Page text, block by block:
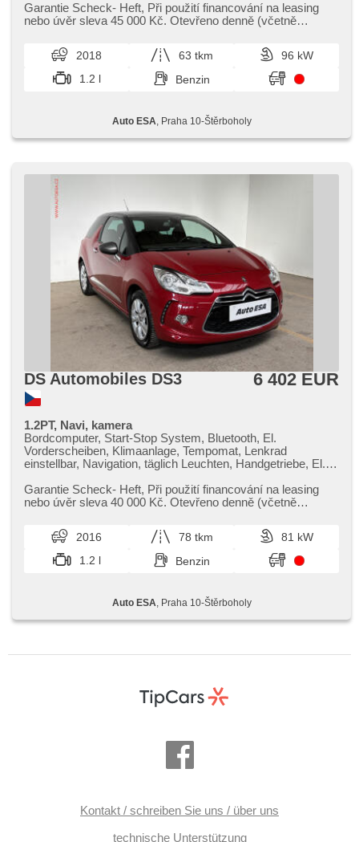
Handgetriebe, El. Spiegel, Servolenkung,
Zentralverriegelung mit Funkfernbedienung, Elektronisches
Nebelscheinwerfer, El. Klappspiegel, ABS, Fahrkamera, 6x
Airbag
Garantie Scheck​- Heft,​ Při použití financování na leasing
nebo úvěr sleva 45 000 Kč. Otevřeno denně (včetně
2018 63 tkm
96 kW
1.2 l
Benzin
Auto ESA , Praha 10-Štěrboholy
DS Automobiles DS3 6 402 EUR
1.2PT, Navi, kamera
Bordcomputer, Start-Stop System, Bluetooth, El.
Vorderscheiben, Klimaanlage, Tempomat, Lenkrad
einstellbar, Navigation, täglich Leuchten, Handgetriebe, El.
Funkfernbedienung, Elektronisches Stabilitätsprogramm
(ESP), Nebelscheinwerfer, El. Klappspiegel, ABS, parkovací
Beifahrerairbagdeaktivierung, 6x Airbag
Garantie Scheck​- Heft,​ Při použití financování na leasing
nebo úvěr sleva 40 000 Kč. Otevřeno denně (včetně
2016 78 tkm
81 kW
1.2 l
Benzin
Auto ESA , Praha 10-Štěrboholy
Kontakt / schreiben Sie uns / über uns
technische Unterstützung